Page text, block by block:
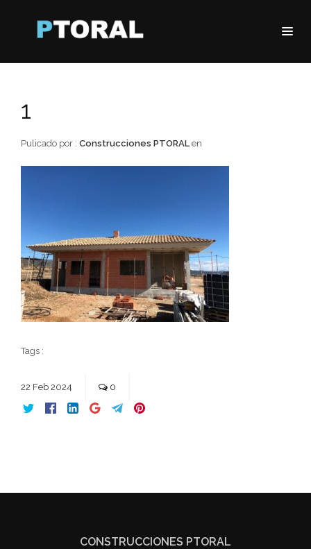
1
Pulicado por : Construcciones PTORAL en
Tags :
22 Feb 2024 0
CONSTRUCCIONES PTORAL